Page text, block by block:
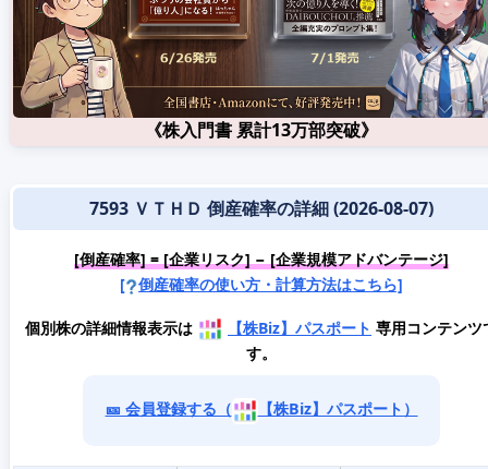
《株入門書 累計13万部突破》
7593 ＶＴＨＤ 倒産確率の詳細 (2026-08-07)
[倒産確率] = [企業リスク] − [企業規模アドバンテージ]
[
倒産確率の使い方・計算方法はこちら]
個別株の詳細情報表示は 【株Biz】パスポート 専用コンテンツ
す。
🎫 会員登録する（ 【株Biz】パスポート）